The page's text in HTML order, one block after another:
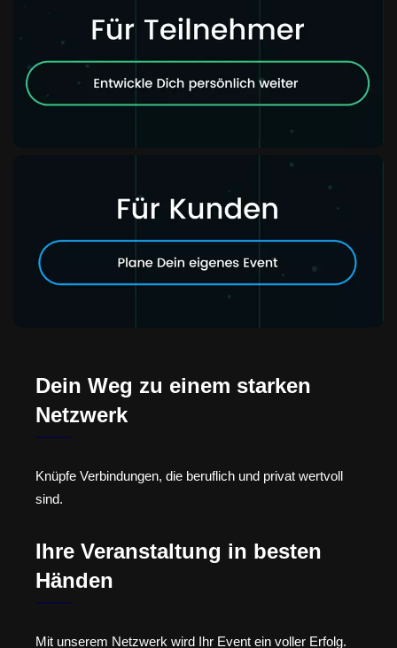
Dein Weg zu einem starken
Netzwerk
Knüpfe Verbindungen, die beruflich und privat wertvoll
sind.
Ihre Veranstaltung in besten
Händen
Mit unserem Netzwerk wird Ihr Event ein voller Erfolg.